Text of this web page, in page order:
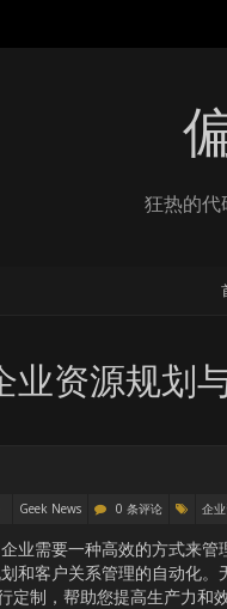
狂热的代
业资源规划
Geek News 0 条评论 企
业需要一种高效的方式来
和客户关系管理的自动化。
制，帮助您提高生产力和效